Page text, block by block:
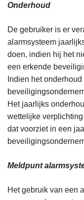
Onderhoud
De gebruiker is er
alarmsysteem
doen, indien hij het
een erkende
Indien het
Het jaarlijks
wettelijke
dat voorziet in een
Meldpunt
Het gebruik van een